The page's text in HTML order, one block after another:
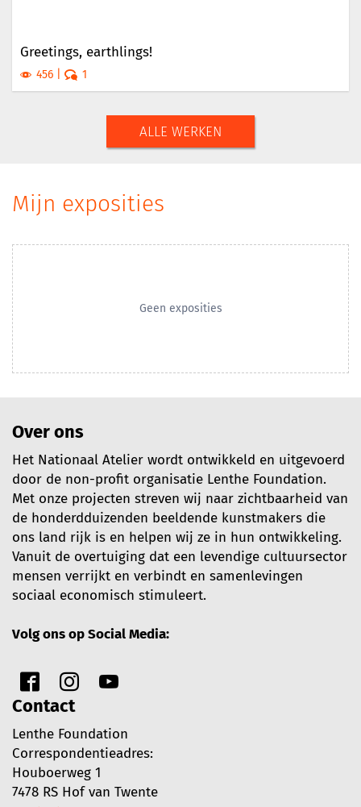
Greetings, earthlings!
456 1
ALLE WERKEN
Mijn exposities
Geen exposities
Over ons
Het Nationaal Atelier wordt ontwikkeld en uitgevoerd
door de non-profit organisatie Lenthe Foundation.
Met onze projecten streven wij naar zichtbaarheid van
de honderdduizenden beeldende kunstmakers die
ons land rijk is en helpen wij ze in hun ontwikkeling.
Vanuit de overtuiging dat een levendige cultuursector
mensen verrijkt en verbindt en samenlevingen
sociaal economisch stimuleert.
Volg ons op Social Media:
Contact
Lenthe Foundation
Correspondentieadres:
Houboerweg 1
7478 RS Hof van Twente